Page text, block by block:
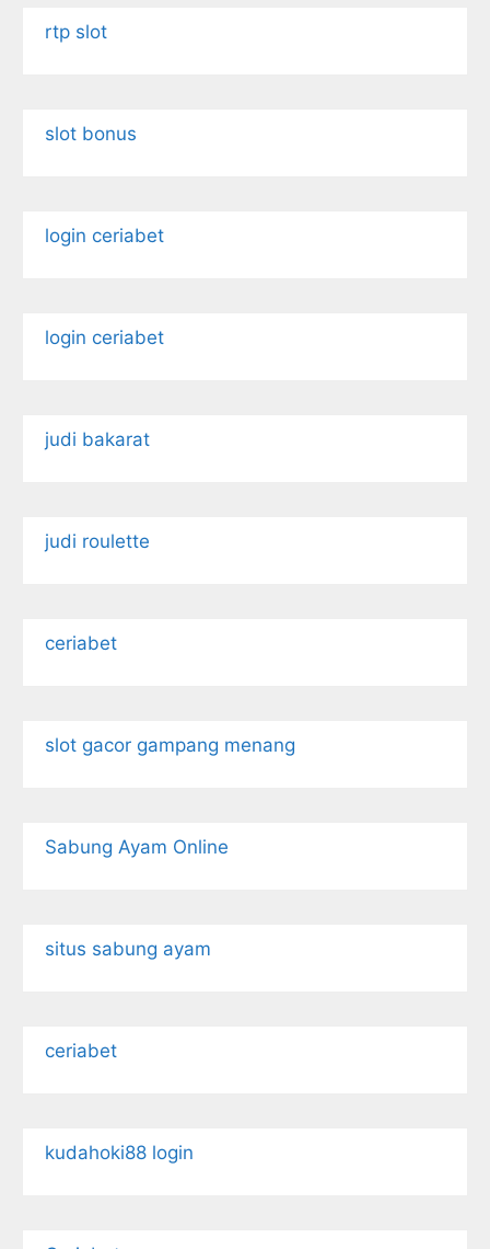
rtp slot
slot bonus
login ceriabet
login ceriabet
judi bakarat
judi roulette
ceriabet
slot gacor gampang menang
Sabung Ayam Online
situs sabung ayam
ceriabet
kudahoki88 login